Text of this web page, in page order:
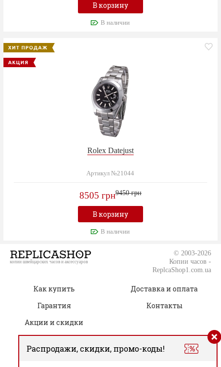
В корзину
В наличии
Rolex Datejust
Артикул №21044
8505 грн9450 грн
В корзину
В наличии
копии швейцарских часов и аксессуаров
© 2003-2026
Копии часов -
ReplcaShop1.com.ua
Как купить
Доставка и оплата
Гарантия
Контакты
Акции и скидки
(050) 805-76-96
Распродажи, скидки, промо-коды!